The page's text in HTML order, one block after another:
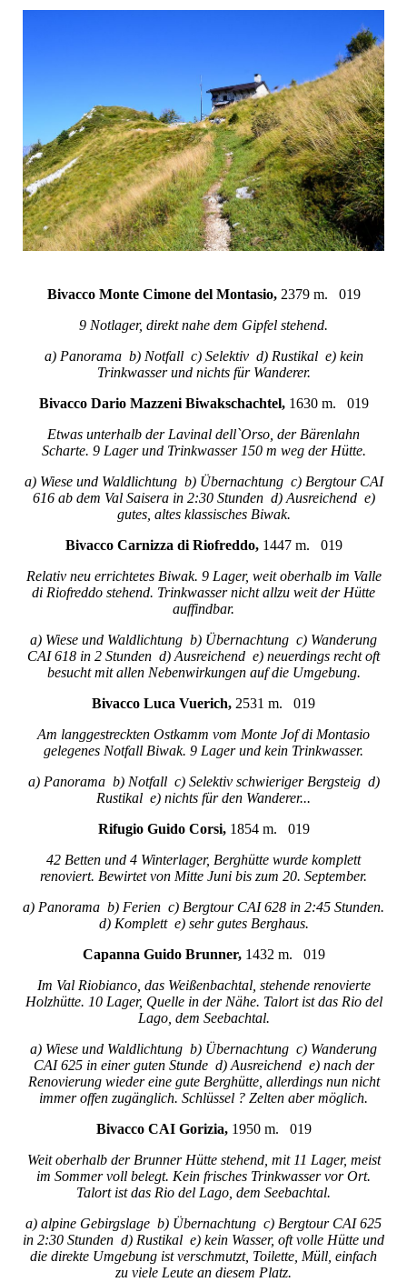
Bivacco Monte Cimone del Montasio, 2379 m. 019
9 Notlager, direkt nahe dem Gipfel stehend.
a) Panorama b) Notfall c) Selektiv d) Rustikal e) kein
Trinkwasser und nichts für Wanderer.
Bivacco Dario Mazzeni Biwakschachtel, 1630 m. 019
Etwas unterhalb der Lavinal dell`Orso, der Bärenlahn
Scharte. 9 Lager und Trinkwasser 150 m weg der Hütte.
a) Wiese und Waldlichtung b) Übernachtung c) Bergtour CAI
616 ab dem Val Saisera in 2:30 Stunden d) Ausreichend e)
gutes, altes klassisches Biwak.
Bivacco Carnizza di Riofreddo, 1447 m. 019
Relativ neu errichtetes Biwak. 9 Lager, weit oberhalb im Valle
di Riofreddo stehend. Trinkwasser nicht allzu weit der Hütte
auffindbar.
a) Wiese und Waldlichtung b) Übernachtung c) Wanderung
CAI 618 in 2 Stunden d) Ausreichend e) neuerdings recht oft
besucht mit allen Nebenwirkungen auf die Umgebung.
Bivacco Luca Vuerich, 2531 m. 019
Am langgestreckten Ostkamm vom Monte Jof di Montasio
gelegenes Notfall Biwak. 9 Lager und kein Trinkwasser.
a) Panorama b) Notfall c) Selektiv schwieriger Bergsteig d)
Rustikal e) nichts für den Wanderer...
Rifugio Guido Corsi, 1854 m. 019
42 Betten und 4 Winterlager, Berghütte wurde komplett
renoviert. Bewirtet von Mitte Juni bis zum 20. September.
a) Panorama b) Ferien c) Bergtour CAI 628 in 2:45 Stunden.
d) Komplett e) sehr gutes Berghaus.
Capanna Guido Brunner, 1432 m. 019
Im Val Riobianco, das Weißenbachtal, stehende renovierte
Holzhütte. 10 Lager, Quelle in der Nähe. Talort ist das Rio del
Lago, dem Seebachtal.
a) Wiese und Waldlichtung b) Übernachtung c) Wanderung
CAI 625 in einer guten Stunde d) Ausreichend e) nach der
Renovierung wieder eine gute Berghütte, allerdings nun nicht
immer offen zugänglich. Schlüssel ? Zelten aber möglich.
Bivacco CAI Gorizia, 1950 m. 019
Weit oberhalb der Brunner Hütte stehend, mit 11 Lager, meist
im Sommer voll belegt. Kein frisches Trinkwasser vor Ort.
Talort ist das Rio del Lago, dem Seebachtal.
a) alpine Gebirgslage b) Übernachtung c) Bergtour CAI 625
in 2:30 Stunden d) Rustikal e) kein Wasser, oft volle Hütte und
die direkte Umgebung ist verschmutzt, Toilette, Müll, einfach
zu viele Leute an diesem Platz.